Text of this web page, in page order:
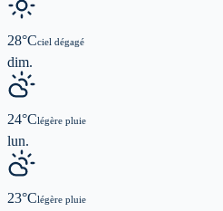
28°Cciel dégagé
dim.
24°Clégère pluie
lun.
23°Clégère pluie